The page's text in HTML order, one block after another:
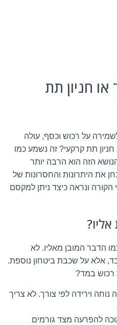
חניון תת
על רכוש וכסף, עולה
תת קרקעי? זה נשמע כמו
הזה הוא הרבה יותר
את היתרונות והחסרונות של
ונראה כיצד ניתן למקסם
הדבר המובן מאליו. לא
אלא על שכבת ביטחון נוספת.
רכוש במד?
נוחה וירידה לפי צורך. לא צריך
להפרעה מצד גורמים